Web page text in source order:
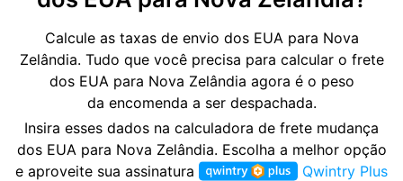
Calcule as taxas de envio dos EUA para Nova
Zelândia. Tudo que você precisa para calcular o frete
dos EUA para Nova Zelândia agora é o peso
da encomenda a ser despachada.
Insira esses dados na calculadora de frete mudança
dos EUA para Nova Zelândia. Escolha a melhor opção
e aproveite sua assinatura
Qwintry Plus